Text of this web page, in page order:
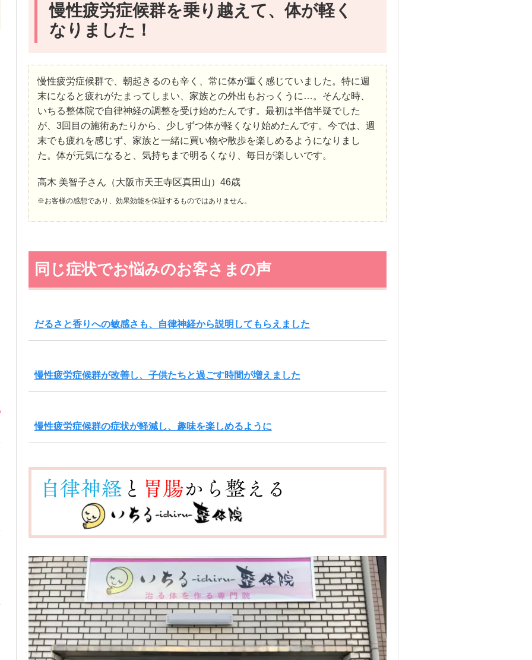
慢性疲労症候群を乗り越えて、体が軽く
なりました！
慢性疲労症候群で、朝起きるのも辛く、常に体が重く感じていました。特に週
末になると疲れがたまってしまい、家族との外出もおっくうに…。そんな時、
いちる整体院で自律神経の調整を受け始めたんです。最初は半信半疑でした
が、3回目の施術あたりから、少しずつ体が軽くなり始めたんです。今では、週
末でも疲れを感じず、家族と一緒に買い物や散歩を楽しめるようになりまし
た。体が元気になると、気持ちまで明るくなり、毎日が楽しいです。
高木 美智子さん（大阪市天王寺区真田山）46歳
※お客様の感想であり、効果効能を保証するものではありません。
同じ症状でお悩みのお客さまの声
だるさと香りへの敏感さも、自律神経から説明してもらえました
慢性疲労症候群が改善し、子供たちと過ごす時間が増えました
慢性疲労症候群の症状が軽減し、趣味を楽しめるように